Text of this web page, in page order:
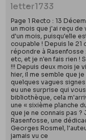
letter1733
Page 1 Recto : 13
un mois que j'ai reçu de
d'un mois, puisqu'elle
coupable ! Depuis le
répondre à Rasenfosse
etc, et je n'en fais rien !
!!! Depuis deux mois je
hier, il me semble que
quelques vagues
eu une surprise qui
bibliothèque, cela
une « sixième planche
que je ne connais pas
Rasenfosse, une
Georges Rosmel,
jamais vu ce